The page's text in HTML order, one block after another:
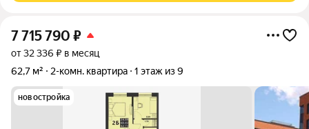
7 715 790 ₽
от 32 336 ₽ в месяц
62,7 м²
2-комн. квартира 1 этаж из 9
новостройка